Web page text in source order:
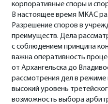
корпоративные споры и
В настоящее время МКАС
Разрешение споров в
преимуществ. Дела
с соблюдением принципа
важна оперативность
от Архангельска до
рассмотрения дел в
высокий уровень
возможность выбора